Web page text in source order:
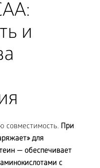
и
совместимость. При
для
— обеспечивает
с